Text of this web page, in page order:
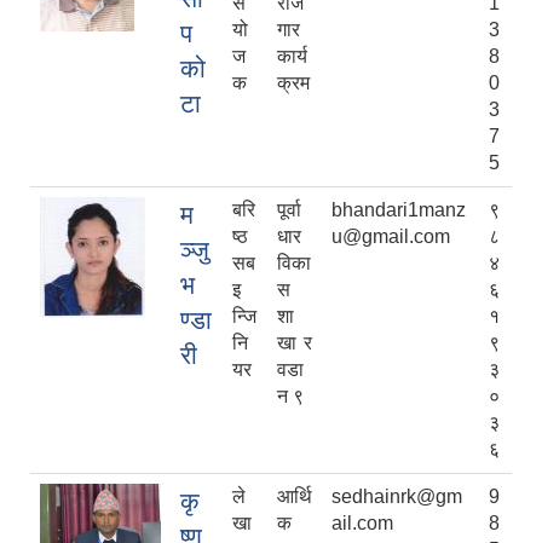
प
को
टा
यो
ज
क
गार
कार्य
क्रम
3
8
0
3
7
5
म
ञ्जु
भ
ण्डा
री
बरि
ष्ठ
सब
इ
न्जि
नि
यर
पूर्वा
धार
विका
स
शा
खा र
वडा
न ९
bhandari1manz
u@gmail.com
९
८
४
६
१
९
३
०
३
६
कृ
ष्ण
ले
खा
आर्थि
क
sedhainrk@gm
ail.com
9
8